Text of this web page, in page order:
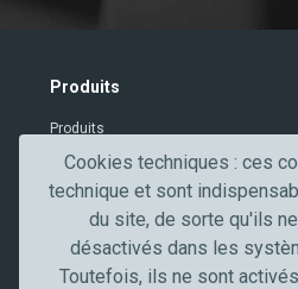
V
r
f
a
Produits
Produits
Contacts
Secteurs professionnels
Secteur de l'automobile
Truck, transport et poids lourds
Cookies techniques : ces
technique et sont
du site, de sorte qu'ils
désactivés dans les
Toutefois, ils ne sont